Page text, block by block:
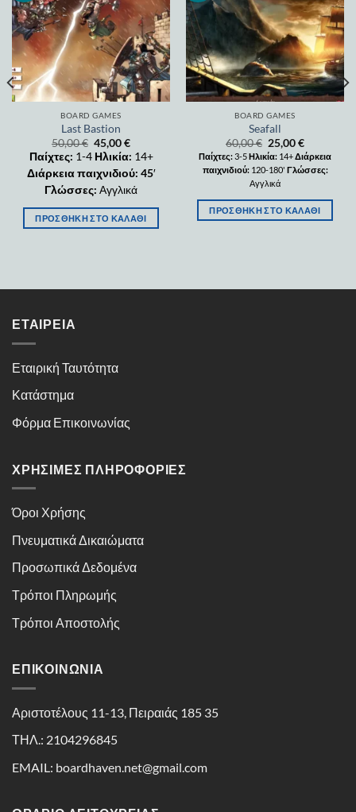
BOARD GAMES
Last Bastion
50,00€ 45,00€
Παίχτες: 1-4 Ηλικία: 14+
Διάρκεια παιχνιδιού: 45′
Γλώσσες: Αγγλικά
ΠΡΟΣΘΉΚΗ ΣΤΟ ΚΑΛΆΘΙ
BOARD GAMES
Seafall
60,00€ 25,00€
Παίχτες:3-5Ηλικία: 14+Διάρκεια
παιχνιδιού: 120-180' Γλώσσες:
Αγγλικά
ΠΡΟΣΘΉΚΗ ΣΤΟ ΚΑΛΆΘΙ
ΕΤΑΙΡΕΊΑ
Εταιρική Ταυτότητα
Κατάστημα
Φόρμα Επικοινωνίας
ΧΡΉΣΙΜΕΣ ΠΛΗΡΟΦΟΡΊΕΣ
Όροι Χρήσης
Πνευματικά Δικαιώματα
Προσωπικά Δεδομένα
Τρόποι Πληρωμής
Τρόποι Αποστολής
ΕΠΙΚΟΙΝΩΝΊΑ
Αριστοτέλους 11-13, Πειραιάς 185 35
ΤΗΛ.: 2104296845
EMAIL: boardhaven.net@gmail.com